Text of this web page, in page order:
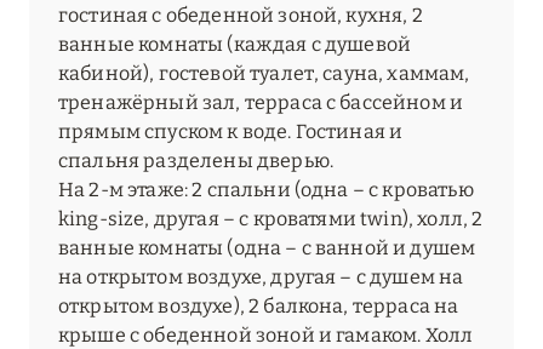
гостиная с обеденной зоной, кухня, 2
ванные комнаты (каждая с душевой
кабиной), гостевой туалет, сауна, хаммам,
тренажёрный зал, терраса с бассейном и
прямым спуском к воде. Гостиная и
спальня разделены дверью.
На 2-м этаже: 2 спальни (одна – с кроватью
king-size, другая – с кроватями twin), холл, 2
ванные комнаты (одна – с ванной и душем
на открытом воздухе, другая – с душем на
открытом воздухе), 2 балкона, терраса на
крыше с обеденной зоной и гамаком. Холл